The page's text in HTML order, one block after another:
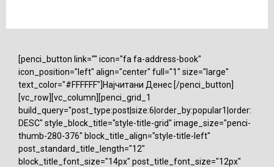
[penci_button link="" icon="fa fa-address-book"
icon_position="left" align="center" full="1" size="large"
text_color="#FFFFFF"]Најчитани Денес [/penci_button]
[vc_row][vc_column][penci_grid_1
build_query="post_type:post|size:6|order_by:popular1|order:
DESC" style_block_title="style-title-grid" image_size="penci-
thumb-280-376" block_title_align="style-title-left"
post_standard_title_length="12"
block_title_font_size="14px" post_title_font_size="12px"